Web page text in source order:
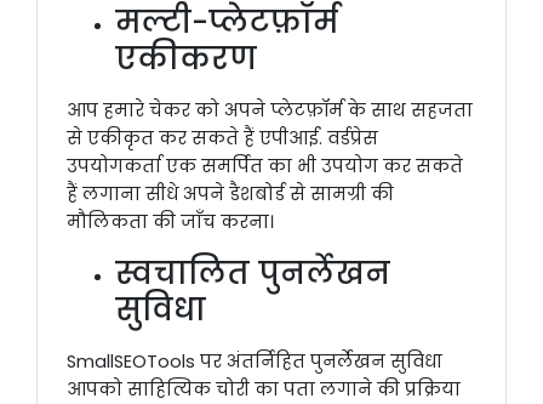
मल्टी-प्लेटफ़ॉर्म
एकीकरण
आप हमारे चेकर को अपने प्लेटफ़ॉर्म के साथ सहजता
से एकीकृत कर सकते हैं एपीआई. वर्डप्रेस
उपयोगकर्ता एक समर्पित का भी उपयोग कर सकते
हैं लगाना सीधे अपने डैशबोर्ड से सामग्री की
मौलिकता की जाँच करना।
स्वचालित पुनर्लेखन
सुविधा
SmallSEOTools पर अंतर्निहित पुनर्लेखन सुविधा
आपको साहित्यिक चोरी का पता लगाने की प्रक्रिया